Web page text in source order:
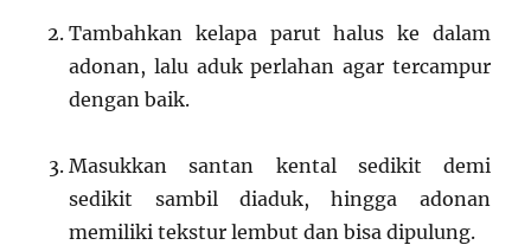
Tambahkan kelapa parut halus ke dalam
adonan, lalu aduk perlahan agar tercampur
dengan baik.
Masukkan santan kental sedikit demi
sedikit sambil diaduk, hingga adonan
memiliki tekstur lembut dan bisa dipulung.